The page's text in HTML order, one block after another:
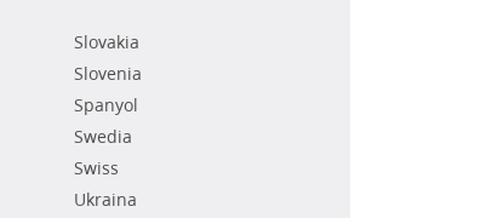
Slovakia
Slovenia
Spanyol
Swedia
Swiss
Ukraina